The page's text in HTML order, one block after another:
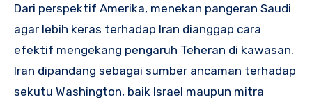
Dari perspektif Amerika, menekan pangeran Saudi
agar lebih keras terhadap Iran dianggap cara
efektif mengekang pengaruh Teheran di kawasan.
Iran dipandang sebagai sumber ancaman terhadap
sekutu Washington, baik Israel maupun mitra